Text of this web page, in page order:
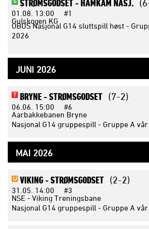
STRØMSGODSET -HAMKAM NASJ.
01.08. 13:00
#1
Gulskogen KG
OBOS Nasjonal G14 sluttspill høst -
2026
JUNI 2026
T BRYNE -STRØMSGODSET (7-2)
06.06. 15:00
#6
Aarbakkebanen Bryne
Nasjonal G14 gruppespill - Gruppe A
MAI 2026
U VIKING -STRØMSGODSET (2-2)
31.05. 14:00
#3
NSE - Viking Treningsbane
Nasjonal G14 gruppespill - Gruppe A